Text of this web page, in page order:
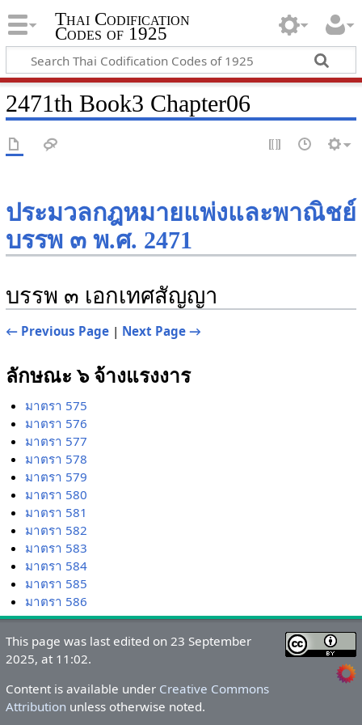
Thai Codification
Codes of 1925
2471th Book3 Chapter06
ประมวลกฎหมายแพ่งและพาณิชย์
บรรพ ๓ พ.ศ. 2471
บรรพ ๓ เอกเทศสัญญา
← Previous Page| Next Page →
ลักษณะ ๖ จ้างแรงงาร
มาตรา 575
มาตรา 576
มาตรา 577
มาตรา 578
มาตรา 579
มาตรา 580
มาตรา 581
มาตรา 582
มาตรา 583
มาตรา 584
มาตรา 585
มาตรา 586
This page was last edited on 23 September
2025, at 11:02.
Content is available under Creative Commons
Attribution unless otherwise noted.